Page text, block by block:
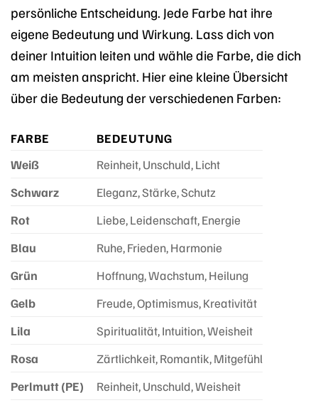
persönliche Entscheidung. Jede Farbe hat ihre
eigene Bedeutung und Wirkung. Lass dich von
deiner Intuition leiten und wähle die Farbe, die dich
am meisten anspricht. Hier eine kleine Übersicht
über die Bedeutung der verschiedenen Farben:
FARBE
BEDEUTUNG
Weiß
Reinheit, Unschuld, Licht
Schwarz
Eleganz, Stärke, Schutz
Rot
Liebe, Leidenschaft, Energie
Blau
Ruhe, Frieden, Harmonie
Grün
Hoffnung, Wachstum, Heilung
Gelb
Freude, Optimismus, Kreativität
Lila
Spiritualität, Intuition, Weisheit
Rosa
Zärtlichkeit, Romantik, Mitgefühl
Perlmutt (PE)
Reinheit, Unschuld, Weisheit